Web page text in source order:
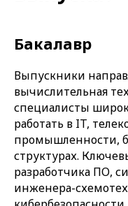
Бакалавр
Выпускники
вычислительная
специалисты
работать в IT,
промышленности,
структурах.
разработчика ПО,
инженера-